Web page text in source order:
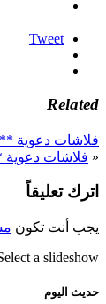
Tweet
Related
فلاشات دعوية
« فلاشات دعوية
اترك تعليقاً
يجب أنت تكون
a slideshow.
حديث اليوم